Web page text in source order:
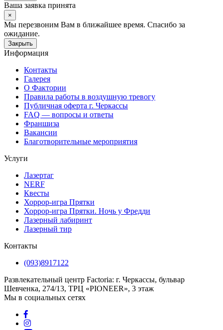
Ваша заявка принята
×
Мы перезвоним Вам в ближайшее время. Спасибо за
ожидание.
Закрыть
Информация
Контакты
Галерея
О Фактории
Правила работы в воздушную тревогу
Публичная оферта г. Черкассы
FAQ — вопросы и ответы
Франшиза
Вакансии
Благотворительные мероприятия
Услуги
Лазертаг
NERF
Квесты
Хоррор-игра Прятки
Хоррор-игра Прятки. Ночь у Фредди
Лазерный лабиринт
Лазерный тир
Контакты
(093)8917122
Развлекательный центр Factoria: г. Черкассы, бульвар
Шевченка, 274/13, ТРЦ «PIONEER», 3 этаж
Мы в социальных сетях